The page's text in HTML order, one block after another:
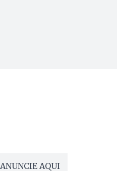
ANUNCIE AQUI